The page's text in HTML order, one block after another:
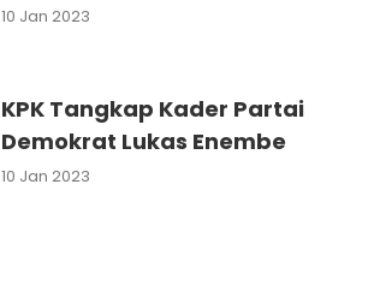
Padangsidimpuan
10 Jan 2023
KPK Tangkap Kader Partai
Demokrat Lukas Enembe
10 Jan 2023